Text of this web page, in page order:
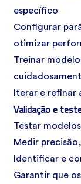
específico
Configurar
otimizar
Treinar
Iterar e refinar
Validação e
Testar
Medir
Identificar e
Garantir que